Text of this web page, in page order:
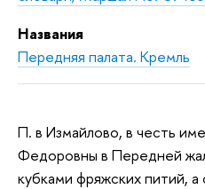
Названия
Передняя палата. Кремль
П. в Измайлово, в честь
Федоровны в Передней
кубками фряжских питий, а